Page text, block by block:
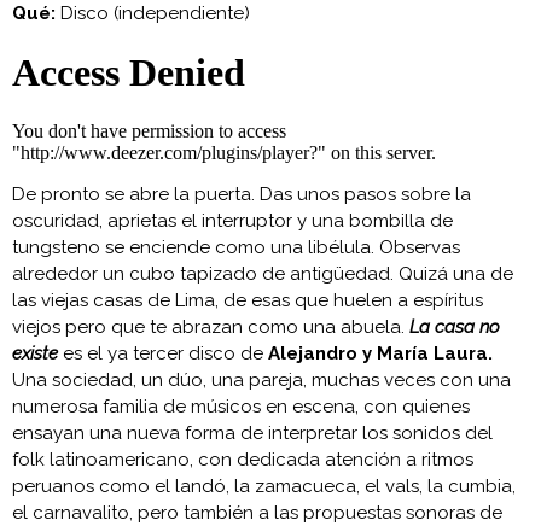
Qué: Disco (independiente)
De pronto se abre la puerta. Das unos pasos sobre la
oscuridad, aprietas el interruptor y una bombilla de
tungsteno se enciende como una libélula. Observas
alrededor un cubo tapizado de antigüedad. Quizá una de
las viejas casas de Lima, de esas que huelen a espíritus
viejos pero que te abrazan como una abuela. La casa no
existees el ya tercer disco de Alejandro y María Laura.
Una sociedad, un dúo, una pareja, muchas veces con una
numerosa familia de músicos en escena, con quienes
ensayan una nueva forma de interpretar los sonidos del
folk latinoamericano, con dedicada atención a ritmos
peruanos como el landó, la zamacueca, el vals, la cumbia,
el carnavalito, pero también a las propuestas sonoras de